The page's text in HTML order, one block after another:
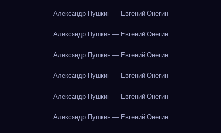
Александр Пушкин — Евгений Онегин
Александр Пушкин — Евгений Онегин
Александр Пушкин — Евгений Онегин
Александр Пушкин — Евгений Онегин
Александр Пушкин — Евгений Онегин
Александр Пушкин — Евгений Онегин